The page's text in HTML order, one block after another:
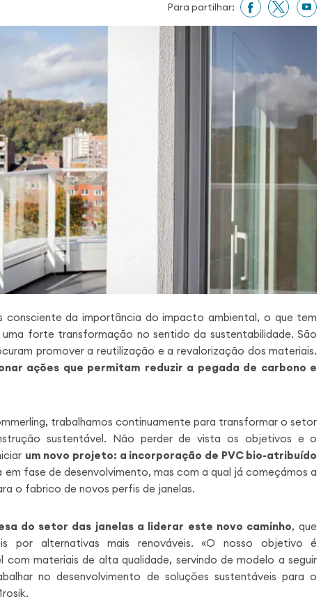
Para partilhar:
consciente da importância do impacto ambiental, o que tem
forte transformação no sentido da sustentabilidade. São
promover a reutilização e a revalorização dos materiais.
ações que permitam reduzir a pegada de carbono e
trabalhamos continuamente para transformar o setor
sustentável. Não perder de vista os objetivos e o
um novo projeto: a incorporação de PVC bio-atribuído
em fase de desenvolvimento, mas com a qual já começámos a
o fabrico de novos perfis de janelas.
do setor das janelas a liderar este novo caminho, que
por alternativas mais renováveis. «O nosso objetivo é
materiais de alta qualidade, servindo de modelo a seguir
no desenvolvimento de soluções sustentáveis para o